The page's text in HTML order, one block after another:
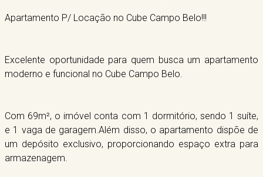
Apartamento P/ Locação no Cube Campo Belo!!!
Excelente oportunidade para quem busca um apartamento
moderno e funcional no Cube Campo Belo.
Com 69m², o imóvel conta com 1 dormitório, sendo 1 suíte,
e 1 vaga de garagem.Além disso, o apartamento dispõe de
um depósito exclusivo, proporcionando espaço extra para
armazenagem.